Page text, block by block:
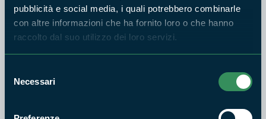
pubblicità e social media, i quali potrebbero combinarle
con altre informazioni che ha fornito loro o che hanno
raccolto dal suo utilizzo dei loro servizi.
delNecessari